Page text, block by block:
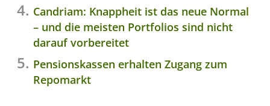
Candriam: Knappheit ist das neue Normal
– und die meisten Portfolios sind nicht
darauf vorbereitet
Pensionskassen erhalten Zugang zum
Repomarkt